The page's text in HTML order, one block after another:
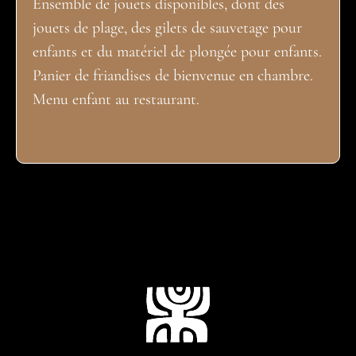
Ensemble de jouets disponibles, dont des
jouets de plage, des gilets de sauvetage pour
enfants et du matériel de plongée pour enfants.
Panier de friandises de bienvenue en chambre.
Menu enfant au restaurant.